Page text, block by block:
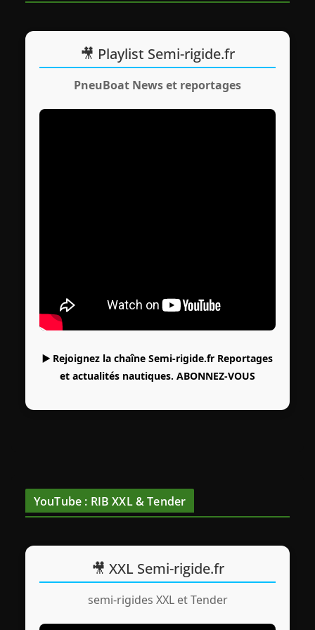
🎥 Playlist Semi-rigide.fr
PneuBoat News et reportages
▶️ Rejoignez la chaîne Semi-rigide.fr Reportages
et actualités nautiques. ABONNEZ-VOUS
YouTube : RIB XXL & Tender
🎥 XXL Semi-rigide.fr
semi-rigides XXL et Tender